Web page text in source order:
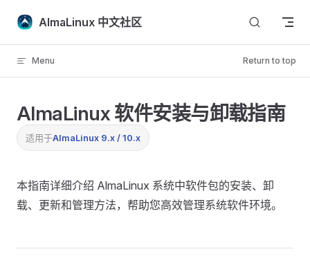
Skip to content
AlmaLinux 中文社区
Menu Return to top
AlmaLinux 软件安装与卸载指南
适用于AlmaLinux 9.x / 10.x
本指南详细介绍 AlmaLinux 系统中软件包的安装、卸
载、更新和管理方法，帮助您高效管理系统软件环境。